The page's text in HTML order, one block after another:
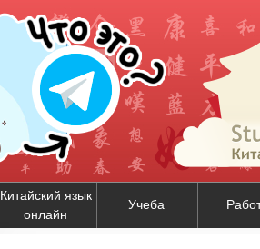
Китайский язык
онлайн
Учеба